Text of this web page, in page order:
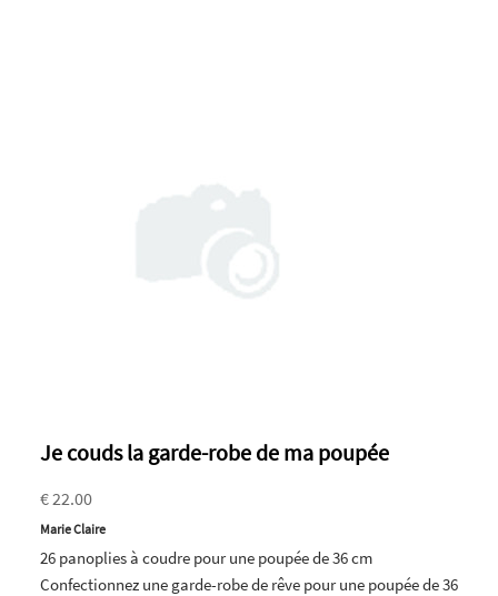
Je couds la garde-robe de ma poupée
€ 22.00
Marie Claire
26 panoplies à coudre pour une poupée de 36 cm
Confectionnez une garde-robe de rêve pour une poupée de 36